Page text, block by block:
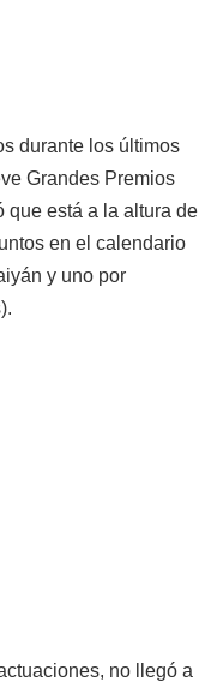
durante los últimos
Grandes Premios
que está a la altura de
en el calendario
y uno por
no llegó a